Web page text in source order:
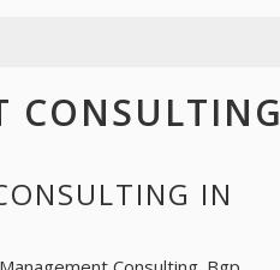
CONSULTING
IN